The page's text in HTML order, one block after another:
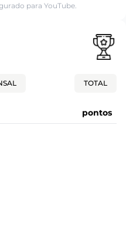
para YouTube.
TOTAL
pontos